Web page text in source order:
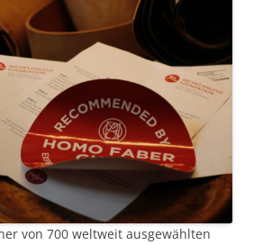
von 700 weltweit ausgewählten